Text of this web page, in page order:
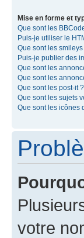
Mise en forme et
Que sont les
Puis-je utiliser le
Que sont les smileys
Puis-je publier des
Que sont les
Que sont les
Que sont les post-it ?
Que sont les sujets
Que sont les icônes
votre